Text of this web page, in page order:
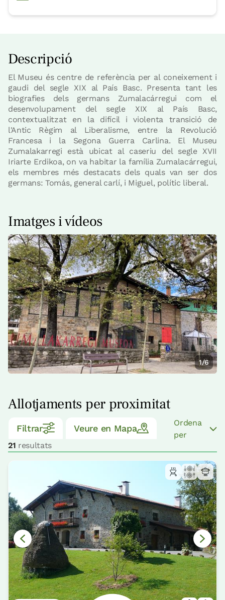
Descripció
El Museu és centre de referència per al coneixement i
gaudi del segle XIX al País Basc. Presenta tant les
biografies dels germans Zumalacárregui com el
desenvolupament del segle XIX al País Basc,
contextualitzat en la difícil i violenta transició de
l'Antic Règim al Liberalisme, entre la Revolució
Francesa i la Segona Guerra Carlina. El Museu
Zumalakarregi està ubicat al caseriu del segle XVII
Iriarte Erdikoa, on va habitar la família Zumalacárregui,
els membres més destacats dels quals van ser dos
germans: Tomás, general carlí, i Miguel, polític liberal.
Imatges i vídeos
1/6
Allotjaments per proximitat
Filtrar Veure en Mapa
21 resultats
Ordena
per